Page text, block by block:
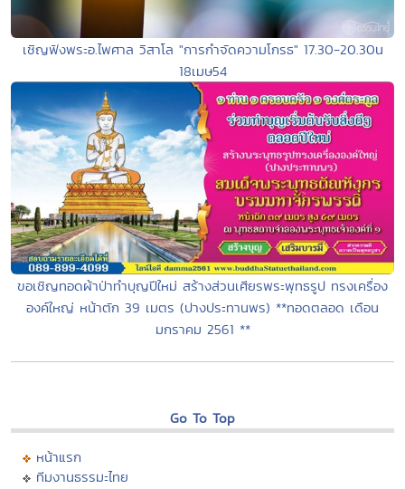
เชิญฟังพระอ.ไพศาล วิสาโล "การกำจัดความโกรธ" 17.30-20.30น
18เมษ54
ขอเชิญทอดผ้าป่าทำบุญปีใหม่ สร้างส่วนเศียรพระพุทธรูป ทรงเครื่อง
องค์ใหญ่ หน้าตัก 39 เมตร (ปางประทานพร) **ทอดตลอด เดือน
มกราคม 2561 **
Go To Top
หน้าแรก
ทีมงานธรรมะไทย